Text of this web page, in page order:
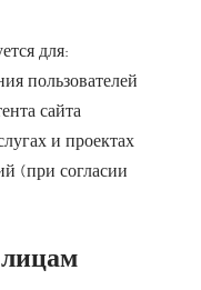
для:
пользователей
сайта
и проектах
(при согласии